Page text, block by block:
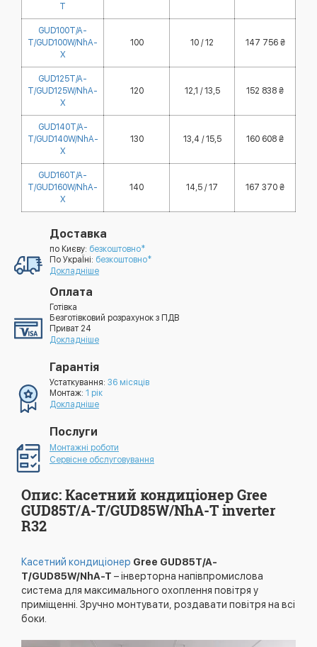
T
GUD100T/A-
T/GUD100W/NhA-
X
100 10 / 12 147 756 ₴
GUD125T/A-
T/GUD125W/NhA-
X
120 12,1 / 13,5 152 838 ₴
GUD140T/A-
T/GUD140W/NhA-
X
130 13,4 / 15,5 160 608 ₴
GUD160T/A-
T/GUD160W/NhA-
X
140 14,5 / 17 167 370 ₴
Доставка
по Києву: безкоштовно*
По УкраЇні: безкоштовно*
Докладніше
Оплата
Готівка
Безготівковий розрахунок з ПДВ
Приват 24
Докладніше
Гарантія
Устаткування: 36 місяців
Монтаж: 1 рік
Докладніше
Послуги
Монтажні роботи
Сервісне обслуговування
Опис: Касетний кондиціонер Gree
GUD85T/A-T/GUD85W/NhA-T inverter
R32
Касетний кондиціонер Gree GUD85T/A-
T/GUD85W/NhA-T – інверторна напівпромислова
система для максимального охоплення повітря у
приміщенні. Зручно монтувати, роздавати повітря на всі
боки.